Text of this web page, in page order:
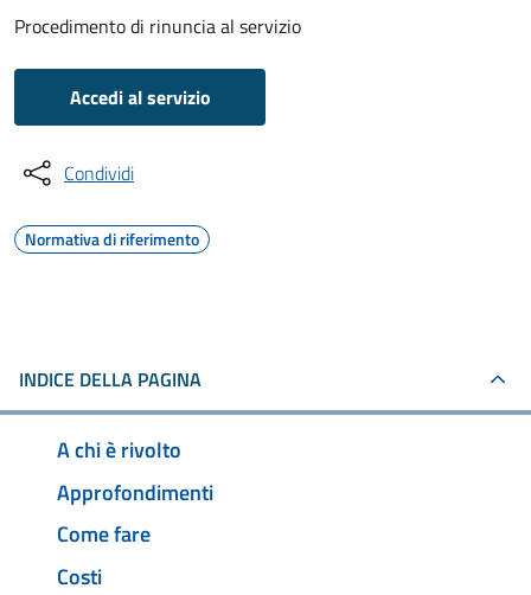
Procedimento di rinuncia al servizio
Accedi al servizio
Condividi
Normativa di riferimento
INDICE DELLA PAGINA
A chi è rivolto
Approfondimenti
Come fare
Costi